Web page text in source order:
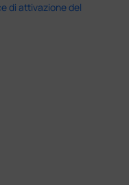
di attivazione del